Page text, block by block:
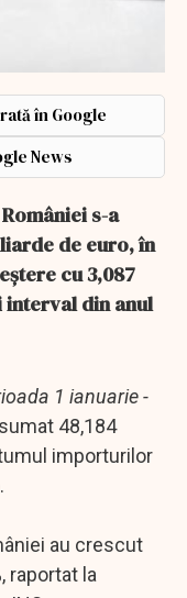
în Google
News
s-a
de euro, în
cu 3,087
interval din anul
1 ianuarie -
48,184
importurilor
au crescut
raportat la